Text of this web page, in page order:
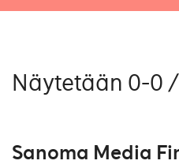
Näytetään 0-0
Sanoma Media